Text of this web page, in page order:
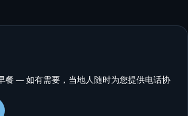
餐 — 如有需要，当地人随时为您提供电话协